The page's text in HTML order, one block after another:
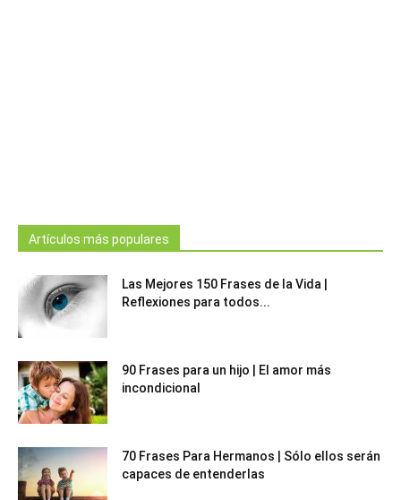
Artículos más populares
Las Mejores 150 Frases de la Vida |
Reflexiones para todos...
90 Frases para un hijo | El amor más
incondicional
70 Frases Para Hermanos | Sólo ellos serán
capaces de entenderlas